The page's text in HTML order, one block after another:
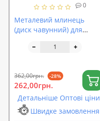
0
Металевий млинець
(диск чавунний) для
25мм OSPORT 2 кг (OF-
362,00грн. -28%
262,00грн.
Детальніше Оптові ціни
Швидке замовлення